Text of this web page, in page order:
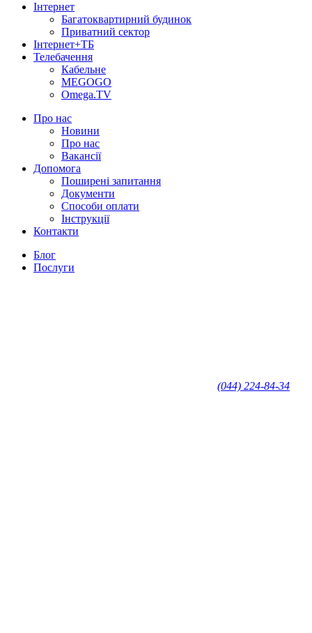
Інтернет
Багатоквартирний будинок
Приватний сектор
Інтернет+ТБ
Телебачення
Кабельне
MEGOGO
Omega.TV
Про нас
Новини
Про нас
Вакансії
Допомога
Поширені запитання
Документи
Способи оплати
Інструкції
Контакти
Блог
Послуги
(044) 224-84-34